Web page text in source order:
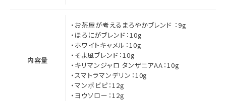
内容量
・お茶屋が考えるまろやかブレンド ：9g
・ほろにがブレンド：10g
・ホワイトキャメル：10g
・そよ風ブレンド：10g
・キリマンジャロ タンザニアAA：10g
・スマトラマンデリン：10g
・マンボビピ：12g
・ヨウソロー：12g